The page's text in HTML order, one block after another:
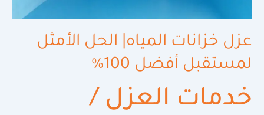
عزل خزانات المياه| الحل الأمثل
لمستقبل أفضل 100%
خدمات العزل /